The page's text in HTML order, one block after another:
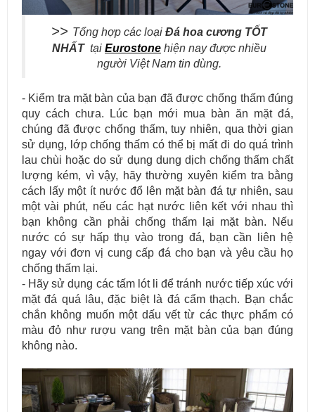
>> Tổng hợp các loại Đá hoa cương TỐT
NHẤTtại Eurostone hiện nay được nhiều
người Việt Nam tin dùng.
- Kiểm tra mặt bàn của bạn đã được chống thấm đúng
quy cách chưa. Lúc bạn mới mua bàn ăn mặt đá,
chúng đã được chống thấm, tuy nhiên, qua thời gian
sử dụng, lớp chống thấm có thể bị mất đi do quá trình
lau chùi hoặc do sử dụng dung dịch chống thấm chất
lượng kém, vì vậy, hãy thường xuyên kiểm tra bằng
cách lấy một ít nước đổ lên mặt bàn đá tự nhiên, sau
một vài phút, nếu các hạt nước liên kết với nhau thì
bạn không cần phải chống thấm lại mặt bàn. Nếu
nước có sự hấp thụ vào trong đá, bạn cần liên hệ
ngay với đơn vị cung cấp đá cho bạn và yêu cầu họ
chống thấm lại.
- Hãy sử dụng các tấm lót li để tránh nước tiếp xúc với
mặt đá quá lâu, đặc biệt là đá cẩm thạch. Bạn chắc
chắn không muốn một dấu vết từ các thực phẩm có
màu đỏ như rượu vang trên mặt bàn của bạn đúng
không nào.